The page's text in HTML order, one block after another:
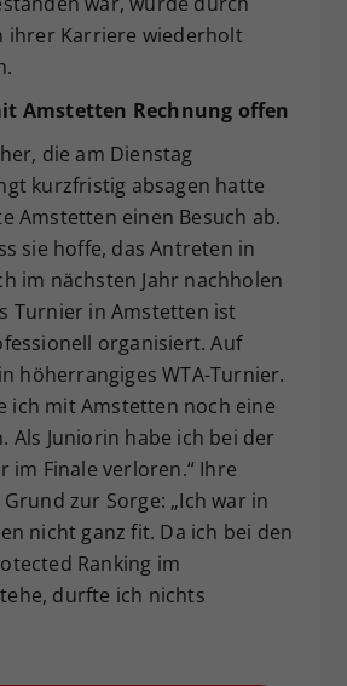
ihrer Karriere wiederholt
Amstetten Rechnung offen
die am Dienstag
kurzfristig absagen hatte
Amstetten einen Besuch ab.
sie hoffe, das Antreten in
im nächsten Jahr nachholen
Turnier in Amstetten ist
organisiert. Auf
höherrangiges WTA-Turnier.
ich mit Amstetten noch eine
Als Juniorin habe ich bei der
im Finale verloren.“ Ihre
zur Sorge: „Ich war in
nicht ganz fit. Da ich bei den
Ranking im
durfte ich nichts